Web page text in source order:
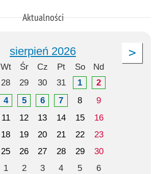
Aktualności
sierpień 2026
Wt Śr Cz Pt So
Nd
28 29 30 31 1
2
4 5 6 7 8
9
11 12 13 14 15
16
18 19 20 21 22
23
25 26 27 28 29
30
1 2 3 4 5 6